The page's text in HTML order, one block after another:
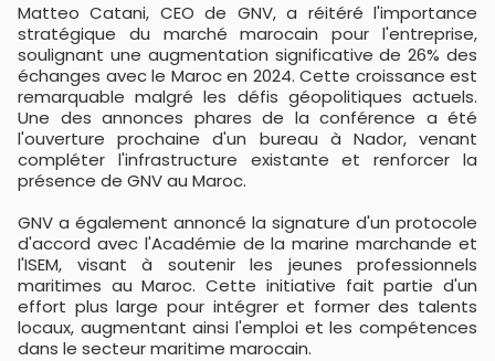
Matteo Catani, CEO de GNV, a réitéré l'importance
stratégique du marché marocain pour l'entreprise,
soulignant une augmentation significative de 26% des
échanges avec le Maroc en 2024. Cette croissance est
remarquable malgré les défis géopolitiques actuels.
Une des annonces phares de la conférence a été
l'ouverture prochaine d'un bureau à Nador, venant
compléter l'infrastructure existante et renforcer la
présence de GNV au Maroc.
GNV a également annoncé la signature d'un protocole
d'accord avec l'Académie de la marine marchande et
l'ISEM, visant à soutenir les jeunes professionnels
maritimes au Maroc. Cette initiative fait partie d'un
effort plus large pour intégrer et former des talents
locaux, augmentant ainsi l'emploi et les compétences
dans le secteur maritime marocain.